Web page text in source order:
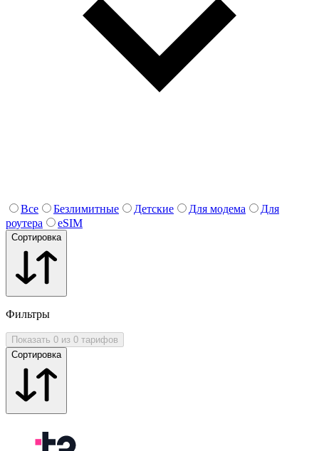
Все Безлимитные Детские Для модема
Для
роутера
eSIM
Сортировка
Фильтры
Показать 0 из 0 тарифов
Сортировка